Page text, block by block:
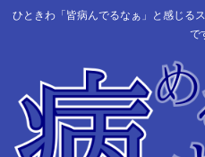
ひときわ「皆病んでるなぁ」と感じる
で